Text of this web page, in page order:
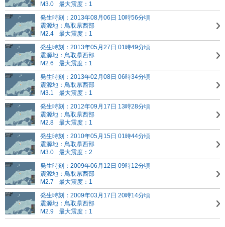
M3.0
最大震度：1
発生時刻：2013年08月06日 10時56分頃
震源地：鳥取県西部
M2.4
最大震度：1
発生時刻：2013年05月27日 01時49分頃
震源地：鳥取県西部
M2.6
最大震度：1
発生時刻：2013年02月08日 06時34分頃
震源地：鳥取県西部
M3.1
最大震度：1
発生時刻：2012年09月17日 13時28分頃
震源地：鳥取県西部
M2.8
最大震度：1
発生時刻：2010年05月15日 01時44分頃
震源地：鳥取県西部
M3.0
最大震度：2
発生時刻：2009年06月12日 09時12分頃
震源地：鳥取県西部
M2.7
最大震度：1
発生時刻：2009年03月17日 20時14分頃
震源地：鳥取県西部
M2.9
最大震度：1